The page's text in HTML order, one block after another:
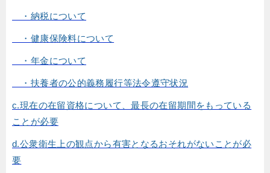
・納税について
・健康保険料について
・年金について
・扶養者の公的義務履行等法令遵守状況
c.現在の在留資格について、最長の在留期間をもっている
ことが必要
d.公衆衛生上の観点から有害となるおそれがないことが必
要